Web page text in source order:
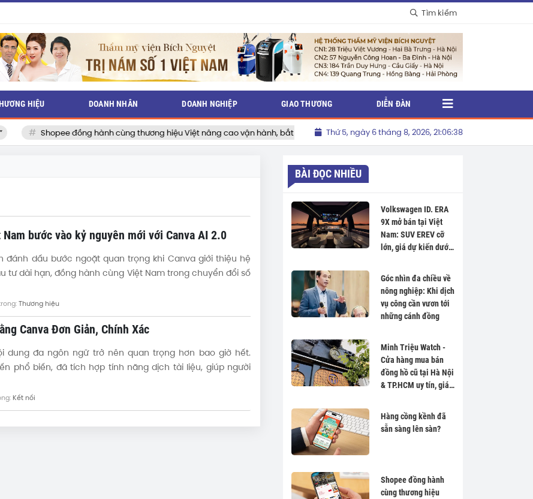
Tìm kiếm
Shopee đồng hành cùng thương hiệu Việt nâng cao vận hành, bắt kịp xu thế để tăng trưởng dài hạn Hàng cồng kềnh đã
Thứ 5, ngày 6 tháng 8, 2026, 21:06:38
HIỆU DOANH NHÂN DOANH NGHIỆP GIAO THƯƠNG DIỄN ĐÀN
bước vào kỷ nguyên mới với Canva AI 2.0
đánh dấu bước ngoặt quan trọng khi Canva giới thiệu hệ
tư dài hạn, đồng hành cùng Việt Nam trong chuyển đổi số
Thương hiệu
Canva Đơn Giản, Chính Xác
dung đa ngôn ngữ trở nên quan trọng hơn bao giờ hết.
phổ biến, đã tích hợp tính năng dịch tài liệu, giúp người
Kết nối
BÀI ĐỌC NHIỀU
Volkswagen ID. ERA
9X mở bán tại Việt
Nam: SUV EREV cỡ
lớn, giá dự kiến dưới
Góc nhìn đa chiều về
nông nghiệp: Khi dịch
vụ công cần vươn tới
những cánh đồng
Minh Triệu Watch -
Cửa hàng mua bán
đồng hồ cũ tại Hà Nội
& TP.HCM uy tín, giá
Hàng cồng kềnh đã
sẵn sàng lên sàn?
Shopee đồng hành
cùng thương hiệu